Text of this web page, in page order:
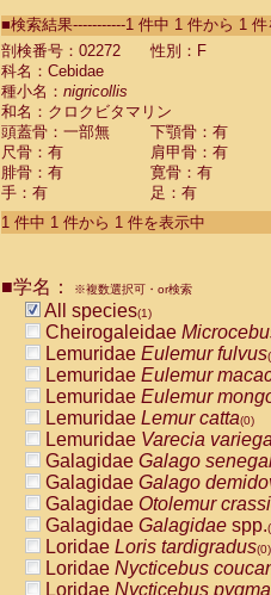
CebidaeSaguinus
Cebidae Saguinus
Cebidae
CebidaeSaguinus mystax
CebidaeSaguinus
Cebidae Saguinus oedipus
Cebidae Saguinus weddelli
Cebidae Saguinusspp.
Cebidae Aotus trivirgatus
Cebidae Cebus albifrons
CebidaeCebus nigrivittatus
CebidaeCebus
CebidaeSaimiri
CebidaeSaimiri sciureus
AtelidaeAlouatta caraya(0)
AtelidaeAlouatta fusca(0)
AtelidaeAlouatta seniculus
AtelidaeAlouattaspp.(0)
AtelidaeAteles belzebuth
AtelidaeAteles geoffroyi(0)
AtelidaeAteles paniscus(0)
AtelidaeAtelesspp.(0)
Atelidae Lagothrix
AtelidaeLagothrix
PitheciidaeCacajao
■検索結果-----------1 件中 1 件から 1 件
剖検番号：02272
性別：F
科名：Cebidae
種小名： nigricollis
和名：クロクビタマリン
頭蓋骨：一部無
下顎骨：有
尺骨：有
肩甲骨：有
腓骨：有
寛骨：有
手：有
足：有
1 件中 1 件から 1 件を表示中
■学名： ※複数選択可・or検索
All species(1)
Cheirogaleidae
Lemuridae Eulemur fulvus
Lemuridae Eulemur
Lemuridae Eulemur
Lemuridae Lemur catta(0)
Lemuridae Varecia
Galagidae Galago
Galagidae Galago
Galagidae Otolemur
Galagidae Galagidae spp.
Loridae Loris tardigradus(0)
Loridae Nycticebus
Loridae Nycticebus